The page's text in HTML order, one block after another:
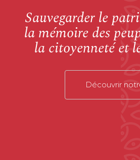
Sauvegarder le
la mémoire des
la citoyenneté et
Découvrir